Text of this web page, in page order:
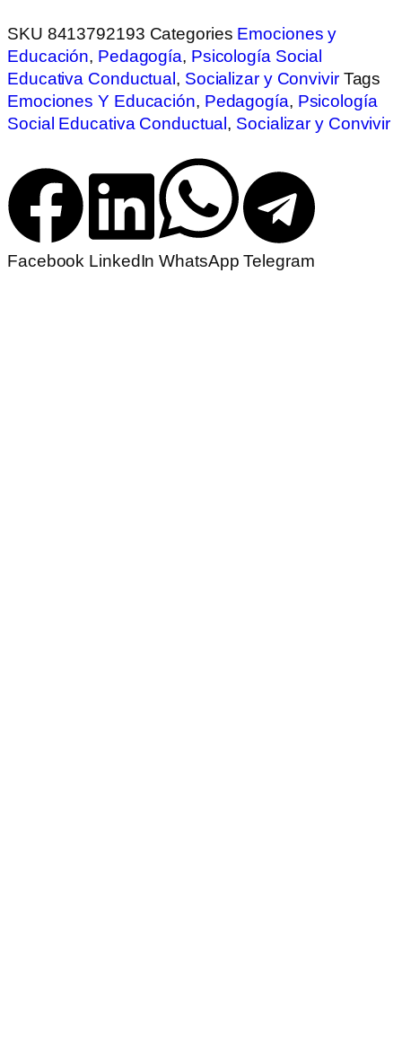
SKU 8413792193 Categories Emociones y
Educación, Pedagogía, Psicología Social
Educativa Conductual , Socializar y Convivir Tags
Emociones Y Educación, Pedagogía, Psicología
Social Educativa Conductual , Socializar y Convivir
Facebook LinkedIn WhatsApp Telegram